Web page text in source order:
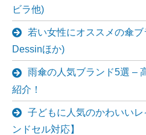
ビラ他)
若い女性にオススメの傘ブ
Dessinほか)
雨傘の人気ブランド5選 –
紹介！
子どもに人気のかわいい
ンドセル対応】